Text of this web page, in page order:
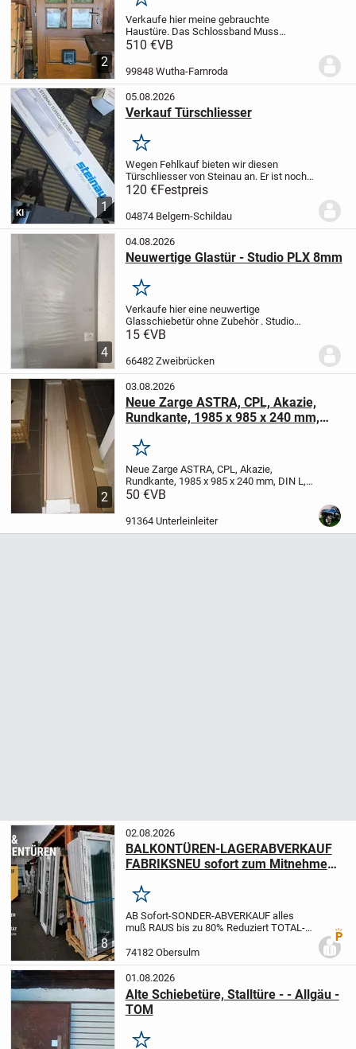
2
Merken
Verkaufe hier meine gebrauchte
Haustüre. Das Schlossband Muss
erneuert werden. Die Haustür ist in einen
üblichen Gebrauchsspuren.
Adressejensschalli@web.d...
510 €VB
99848 Wutha-Farnroda
1
KI
05.08.2026
Verkauf Türschliesser
Merken
Wegen Fehlkauf bieten wir diesen
Türschliesser von Steinau an. Er ist noch
originalverpackt. Er ist aus Edelstahl.
120 €Festpreis
04874 Belgern-Schildau
4
04.08.2026
Neuwertige Glastür - Studio PLX 8mm
Merken
Verkaufe hier eine neuwertige
Glasschiebetür ohne Zubehör . Studio
PLX 8mm
eingebaut. Schutzfolie ist noch intakt.
15 €VB
66482 Zweibrücken
2
03.08.2026
Neue Zarge ASTRA, CPL, Akazie,
Rundkante, 1985 x 985 x 240 mm,
Merken
Neue Zarge ASTRA, CPL, Akazie,
Rundkante, 1985 x 985 x 240 mm, DIN L,
Neupreis: 100 €; VHB: 50 €
50 €VB
91364 Unterleinleiter
8
02.08.2026
BALKONTÜREN-LAGERABVERKAUF
FABRIKSNEU sofort zum Mitnehmen
Kunststoff 1 A Qualität sowie auch
FENSTER
Merken
AB Sofort-SONDER-ABVERKAUF alles
muß RAUS bis zu 80% Reduziert TOTAL-
sind Fabriksneu mit 10 Jahre Hersteller-
Garantien..Sie bekommen unseren Lager-
Sonder-Abverkaufs...
74182 Obersulm
01.08.2026
Alte Schiebetüre, Stalltüre - - Allgäu -
TOM
Merken